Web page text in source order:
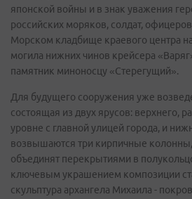
японской войны и в знак уважения
российских моряков, солдат,
Морском кладбище краевого центра
могила нижних чинов крейсера
памятник миноносцу «Стерегущий».
Для будущего сооружения уже
состоящая из двух ярусов: верхнего,
уровне с главной улицей города, и
возвышаются три кирпичные
объединят перекрытиями в
ключевым украшением композиции
скульптура архангела Михаила -